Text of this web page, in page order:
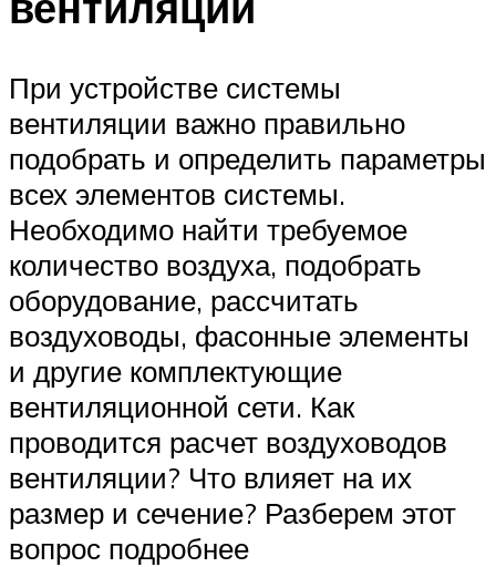
При устройстве системы
вентиляции важно правильно
подобрать и определить параметры
всех элементов системы.
Необходимо найти требуемое
количество воздуха, подобрать
оборудование, рассчитать
воздуховоды, фасонные элементы
и другие комплектующие
вентиляционной сети. Как
проводится расчет воздуховодов
вентиляции? Что влияет на их
размер и сечение? Разберем этот
вопрос подробнее